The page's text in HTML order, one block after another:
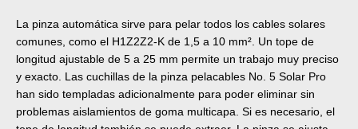
La pinza automática sirve para pelar todos los cables solares
comunes, como el H1Z2Z2-K de 1,5 a 10 mm². Un tope de
longitud ajustable de 5 a 25 mm permite un trabajo muy preciso
y exacto. Las cuchillas de la pinza pelacables No. 5 Solar Pro
han sido templadas adicionalmente para poder eliminar sin
problemas aislamientos de goma multicapa. Si es necesario, el